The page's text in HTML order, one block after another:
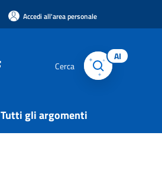
Accedi all'area personale
Cerca
AI
Tutti gli argomenti